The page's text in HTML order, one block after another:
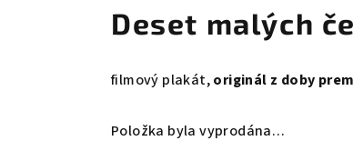
Deset malých
filmový plakát,originál z doby
Položka byla vyprodána…